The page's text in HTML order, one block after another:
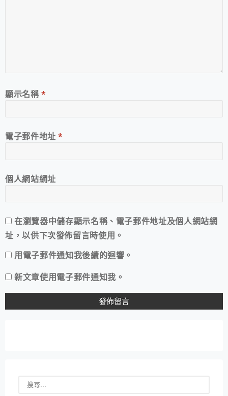
顯示名稱*
電子郵件地址*
個人網站網址
在瀏覽器中儲存顯示名稱、電子郵件地址及個人網站網
址，以供下次發佈留言時使用。
用電子郵件通知我後續的迴響。
新文章使用電子郵件通知我。